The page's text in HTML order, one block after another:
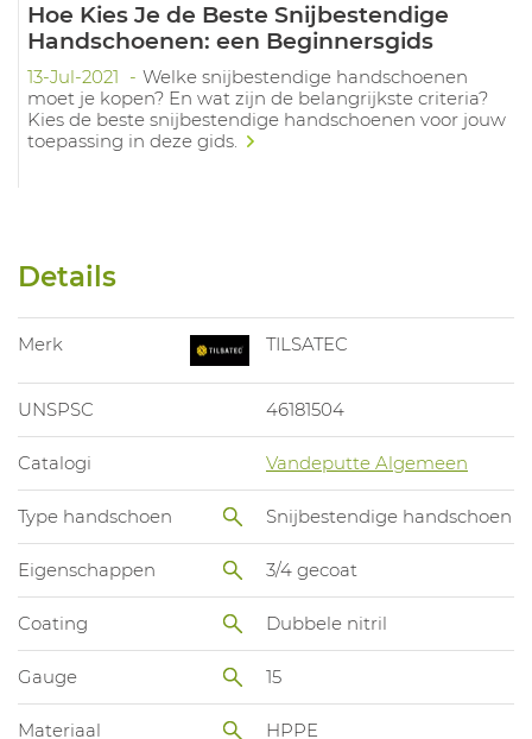
Hoe Kies Je de Beste Snijbestendige
Handschoenen: een Beginnersgids
13-Jul-2021
Welke snijbestendige handschoenen
moet je kopen? En wat zijn de belangrijkste criteria?
Kies de beste snijbestendige handschoenen voor jouw
toepassing in deze gids.
Details
Merk TILSATEC
UNSPSC 46181504
Catalogi Vandeputte Algemeen
Type handschoen Snijbestendige handschoen
Eigenschappen 3/4 gecoat
Coating Dubbele nitril
Gauge 15
Materiaal HPPE